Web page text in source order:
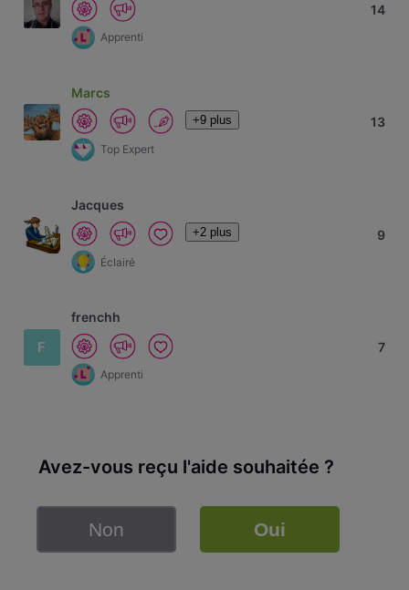
Apprenti
14
Marcs
+9 plus
Top Expert
13
Jacques
+2 plus
Éclairé
9
F
frenchh
Apprenti
7
Avez-vous reçu l'aide souhaitée ?
Non Oui